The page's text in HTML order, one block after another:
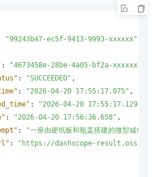
"99243b47-ec5f-9413-9993-xxxxxx"
: "4673458e-28be-4a05-bf2a-xxxxxx"
: "SUCCEEDED" ,
: "2026-04-20 17:55:17.075" ,
: "2026-04-20 17:55:17.129"
: "2026-04-20 17:56:36.658" ,
:
"一座由硬纸板和瓶盖搭建的微型城市，在
:
"https://dashscope-result.oss-cn-